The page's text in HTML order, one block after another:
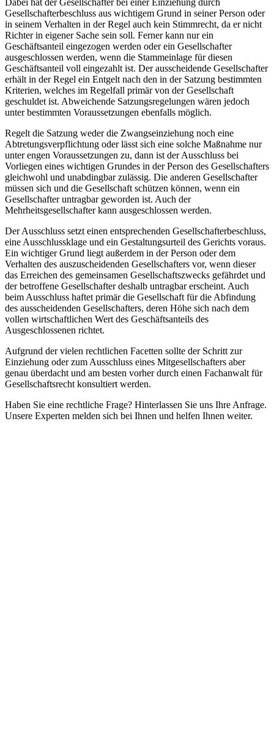
Gesellschafterbeschluss aus wichtigem Grund in seiner Person oder
in seinem Verhalten in der Regel auch kein Stimmrecht, da er nicht
Richter in eigener Sache sein soll. Ferner kann nur ein
Geschäftsanteil eingezogen werden oder ein Gesellschafter
ausgeschlossen werden, wenn die Stammeinlage für diesen
Geschäftsanteil voll eingezahlt ist. Der ausscheidende Gesellschafter
erhält in der Regel ein Entgelt nach den in der Satzung bestimmten
Kriterien, welches im Regelfall primär von der Gesellschaft
geschuldet ist. Abweichende Satzungsregelungen wären jedoch
unter bestimmten Voraussetzungen ebenfalls möglich.
Regelt die Satzung weder die Zwangseinziehung noch eine
Abtretungsverpflichtung oder lässt sich eine solche Maßnahme nur
unter engen Voraussetzungen zu, dann ist der Ausschluss bei
Vorliegen eines wichtigen Grundes in der Person des Gesellschafters
gleichwohl und unabdingbar zulässig. Die anderen Gesellschafter
müssen sich und die Gesellschaft schützen können, wenn ein
Gesellschafter untragbar geworden ist. Auch der
Mehrheitsgesellschafter kann ausgeschlossen werden.
Der Ausschluss setzt einen entsprechenden Gesellschafterbeschluss,
eine Ausschlussklage und ein Gestaltungsurteil des Gerichts voraus.
Ein wichtiger Grund liegt außerdem in der Person oder dem
Verhalten des auszuscheidenden Gesellschafters vor, wenn dieser
das Erreichen des gemeinsamen Gesellschaftszwecks gefährdet und
der betroffene Gesellschafter deshalb untragbar erscheint. Auch
beim Ausschluss haftet primär die Gesellschaft für die Abfindung
des ausscheidenden Gesellschafters, deren Höhe sich nach dem
vollen wirtschaftlichen Wert des Geschäftsanteils des
Ausgeschlossenen richtet.
Aufgrund der vielen rechtlichen Facetten sollte der Schritt zur
Einziehung oder zum Ausschluss eines Mitgesellschafters aber
genau überdacht und am besten vorher durch einen Fachanwalt für
Gesellschaftsrecht konsultiert werden.
Haben Sie eine rechtliche Frage? Hinterlassen Sie uns Ihre Anfrage.
Unsere Experten melden sich bei Ihnen und helfen Ihnen weiter.